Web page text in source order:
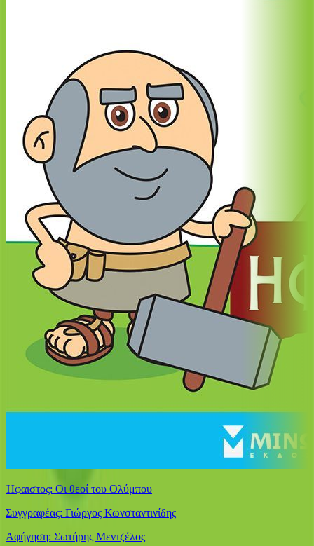
Ήφαιστος: Οι θεοί του Ολύμπου
Συγγραφέας: Γιώργος Κωνσταντινίδης
Αφήγηση: Σωτήρης Μεντζέλος